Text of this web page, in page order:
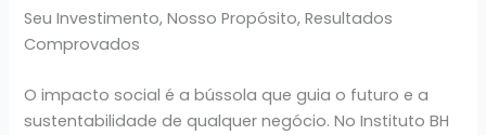
Seu Investimento, Nosso Propósito, Resultados
Comprovados
O impacto social é a bússola que guia o futuro e a
sustentabilidade de qualquer negócio. No Instituto BH